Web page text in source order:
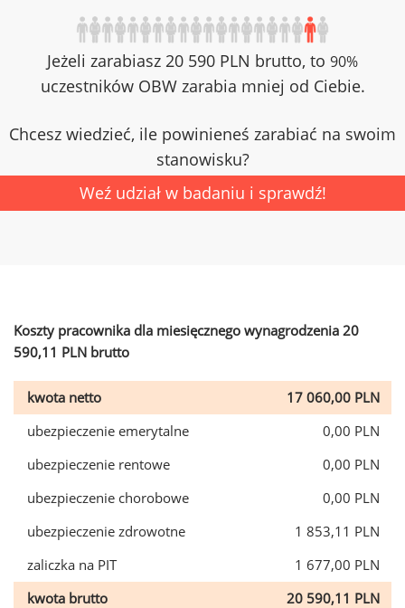
Jeżeli zarabiasz 20 590 PLN brutto, to 90%
uczestników OBW zarabia mniej od Ciebie.
Chcesz wiedzieć, ile powinieneś zarabiać na swoim
stanowisku?
Weź udział w badaniu i sprawdź!
Koszty pracownika dla miesięcznego wynagrodzenia 20
590,11 PLN brutto
kwota netto
17 060,00 PLN
ubezpieczenie emerytalne
0,00 PLN
ubezpieczenie rentowe
0,00 PLN
ubezpieczenie chorobowe
0,00 PLN
ubezpieczenie zdrowotne
1 853,11 PLN
zaliczka na PIT
1 677,00 PLN
kwota brutto
20 590,11 PLN